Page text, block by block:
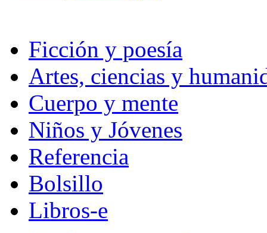
Ficción y poesía
Artes, ciencias y
Cuerpo y mente
Niños y Jóvenes
Referencia
Bolsillo
Libros-e